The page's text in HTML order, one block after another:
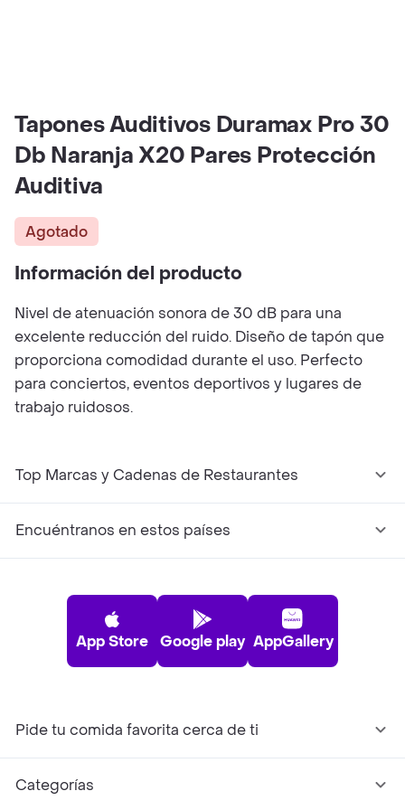
Tapones Auditivos Duramax Pro 30
Db Naranja X20 Pares Protección
Auditiva
Agotado
Información del producto
Nivel de atenuación sonora de 30 dB para una
excelente reducción del ruido. Diseño de tapón que
proporciona comodidad durante el uso. Perfecto
para conciertos, eventos deportivos y lugares de
trabajo ruidosos.
Top Marcas y Cadenas de Restaurantes
Encuéntranos en estos países
App Store Google play AppGallery
Pide tu comida favorita cerca de ti
Categorías